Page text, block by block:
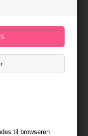
til browseren
- Dark
Glo Skin Beauty